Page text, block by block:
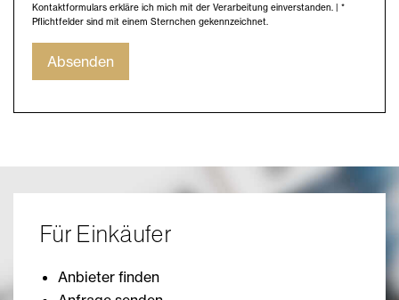
Kontaktformulars erkläre ich mich mit der Verarbeitung einverstanden. | *
Pflichtfelder sind mit einem Sternchen gekennzeichnet.
Absenden
Für Einkäufer
Anbieter finden